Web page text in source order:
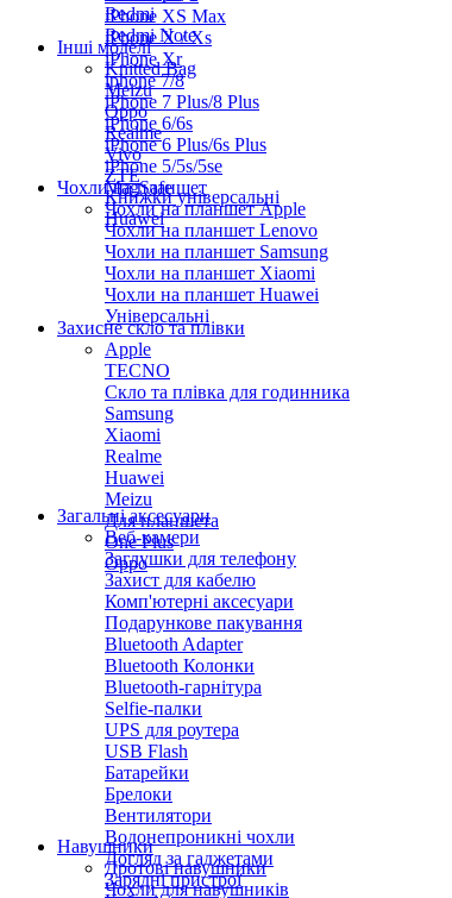
iPhone XS Max
iPhone X / Xs
iPhone Xr
iphone 7/8
iPhone 7 Plus/8 Plus
iPhone 6/6s
iPhone 6 Plus/6s Plus
iPhone 5/5s/5se
MagSafe
Redmi
Redmi Note
Інші моделі
Knitted Bag
Meizu
Oppo
Realme
Vivo
ZTE
Книжки універсальні
Huawei
Чохли на планшет
Чохли на планшет Apple
Чохли на планшет Lenovo
Чохли на планшет Samsung
Чохли на планшет Xiaomi
Чохли на планшет Huawei
Універсальні
Захисне скло та плівки
Apple
TECNO
Скло та плівка для годинника
Samsung
Xiaomi
Realme
Huawei
Meizu
Для планшета
One Plus
Oppo
Загальні аксесуари
Веб-камери
Заглушки для телефону
Захист для кабелю
Комп'ютерні аксесуари
Подарункове пакування
Bluetooth Adapter
Bluetooth Колонки
Bluetooth-гарнітура
Selfie-палки
UPS для роутера
USB Flash
Батарейки
Брелоки
Вентилятори
Водонепроникні чохли
Догляд за гаджетами
Зарядні пристрої
Навушники
Дротові навушники
Чохли для навушників